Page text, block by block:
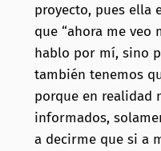
proyecto, pues ella
que “ahora me veo
hablo por mí, sino
también tenemos
porque en realidad
informados,
a decirme que si a